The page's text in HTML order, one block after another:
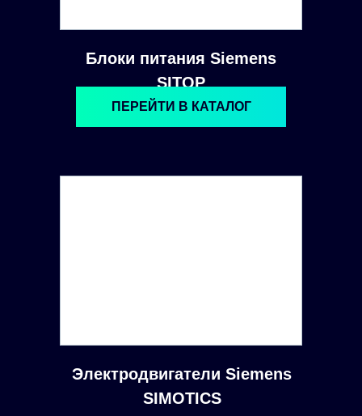
Блоки питания Siemens
SITOP
Электродвигатели Siemens
SIMOTICS
ПЕРЕЙТИ В КАТАЛОГ